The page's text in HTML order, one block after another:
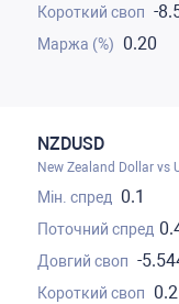
-
0.20
NZDUSD
New Zealand Dollar vs
0.1
-
0.2